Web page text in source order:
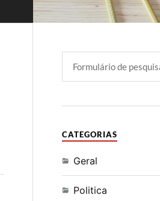
CATEGORIAS
Geral
Politica